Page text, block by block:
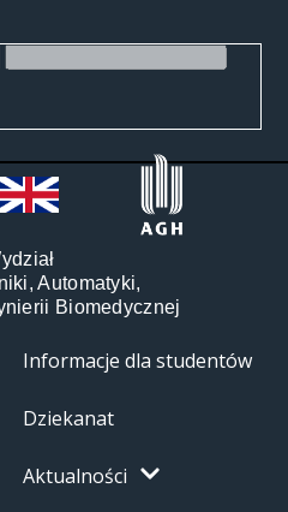
Automatyki,
Biomedycznej
Informacje dla studentów
Dziekanat
Aktualności